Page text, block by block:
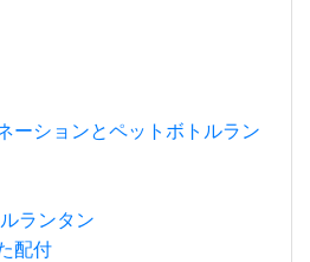
ーションとペットボトルラン
ランタン
配付